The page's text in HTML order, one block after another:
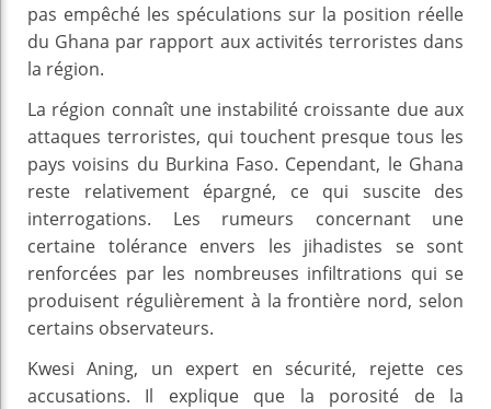
pas empêché les spéculations sur la position réelle
du Ghana par rapport aux activités terroristes dans
la région.
La région connaît une instabilité croissante due aux
attaques terroristes, qui touchent presque tous les
pays voisins du Burkina Faso. Cependant, le Ghana
reste relativement épargné, ce qui suscite des
interrogations. Les rumeurs concernant une
certaine tolérance envers les jihadistes se sont
renforcées par les nombreuses infiltrations qui se
produisent régulièrement à la frontière nord, selon
certains observateurs.
Kwesi Aning, un expert en sécurité, rejette ces
accusations. Il explique que la porosité de la